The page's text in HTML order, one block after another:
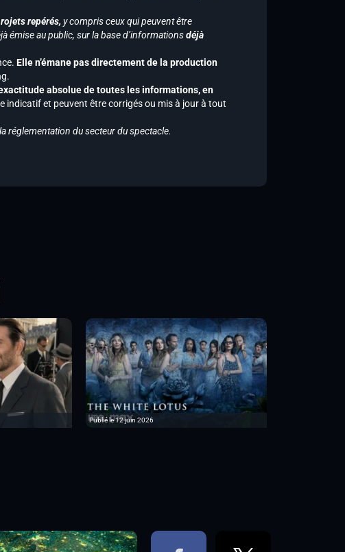
repérés, y compris ceux qui peuvent être
au public, sur la base d’informationsdéjà
Elle n’émane pas directement de la production
absolue de toutes les informations, en
indicatif et peuvent être corrigés ou mis à jour à tout
réglementation du secteur du spectacle.
Publié le 12 juin 2026